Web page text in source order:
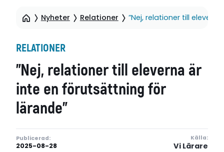
Nyheter Relationer ”Nej, relationer till
RELATIONER
”Nej, relationer till eleverna är
inte en förutsättning för
lärande”
Publicerad:
2025-08-28
Källa:
Vi Lärare